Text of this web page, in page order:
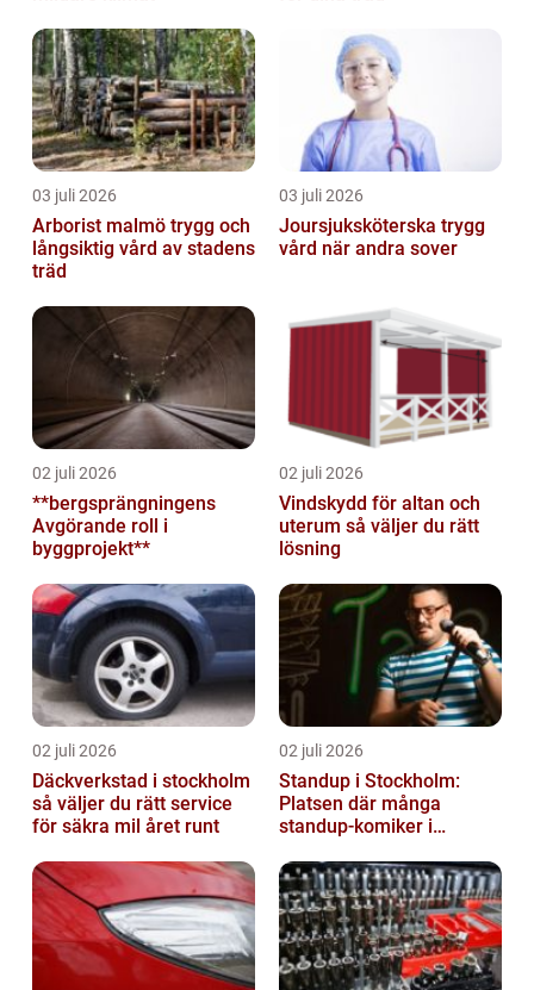
03 juli 2026
Arborist malmö trygg och
långsiktig vård av stadens
träd
03 juli 2026
Joursjuksköterska trygg
vård när andra sover
02 juli 2026
**bergsprängningens
Avgörande roll i
byggprojekt**
02 juli 2026
Vindskydd för altan och
uterum så väljer du rätt
lösning
02 juli 2026
Däckverkstad i stockholm
så väljer du rätt service
för säkra mil året runt
02 juli 2026
Standup i Stockholm:
Platsen där många
standup-komiker i